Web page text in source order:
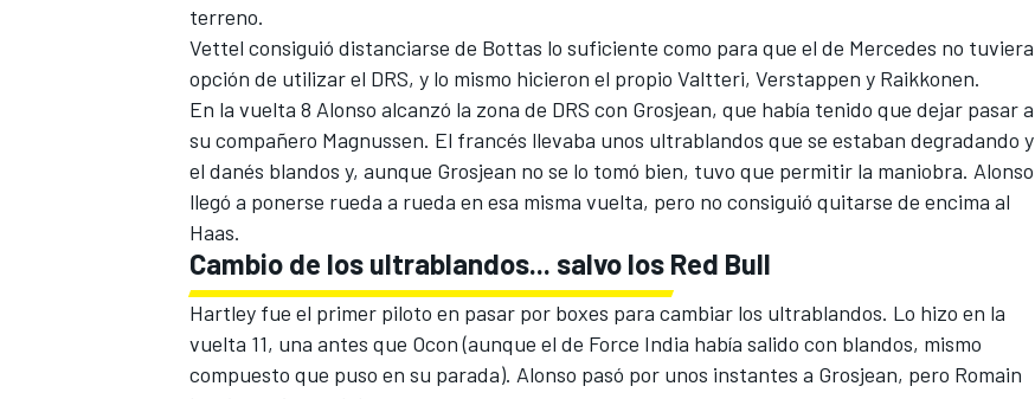
terreno.
Vettel consiguió distanciarse de Bottas lo suficiente como para que el de Mercedes no tuviera
opción de utilizar el DRS, y lo mismo hicieron el propio Valtteri, Verstappen y Raikkonen.
En la vuelta 8 Alonso alcanzó la zona de DRS con Grosjean, que había tenido que dejar pasar a
su compañero Magnussen. El francés llevaba unos ultrablandos que se estaban degradando y
el danés blandos y, aunque Grosjean no se lo tomó bien, tuvo que permitir la maniobra. Alonso
llegó a ponerse rueda a rueda en esa misma vuelta, pero no consiguió quitarse de encima al
Haas.
Cambio de los ultrablandos... salvo los Red Bull
Hartley fue el primer piloto en pasar por boxes para cambiar los ultrablandos. Lo hizo en la
vuelta 11, una antes que Ocon (aunque el de Force India había salido con blandos, mismo
compuesto que puso en su parada). Alonso pasó por unos instantes a Grosjean, pero Romain